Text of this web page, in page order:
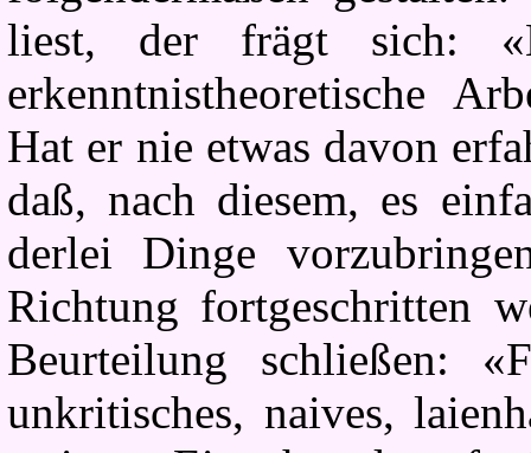
liest, der frägt sich:
erkenntnistheoretische
Hat er nie etwas davon
daß, nach diesem, es
derlei Dinge
Richtung fortgeschritten
Beurteilung schließen:
unkritisches, naives,